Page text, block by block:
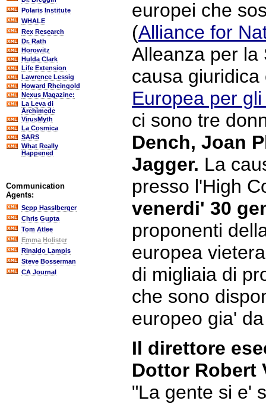
Polaris Institute
WHALE
Rex Research
Dr. Rath
Horowitz
Hulda Clark
Life Extension
Lawrence Lessig
Howard Rheingold
Nexus Magazine:
La Leva di
Archimede
VirusMyth
La Cosmica
SARS
What Really
Happened
Communication
Agents:
Sepp Hasslberger
Chris Gupta
Tom Atlee
Emma Holister
Rinaldo Lampis
Steve Bosserman
CA Journal
europei che
(Alliance for
Alleanza per la
causa
Europea per
ci sono tre
Dench, Joan
Jagger. La
presso l'High
venerdi' 30
proponenti
europea
di migliaia di
che sono
europeo gia'
Il direttore
Dottor Robert
"La gente si e'